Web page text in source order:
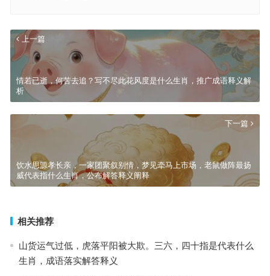
上一篇
情若已逝，何苦去追？写不尽此花风度是什么生肖，推广成语释义解
析
下一篇
饮水思源孝长亲，一家团聚叙别情，梦见牵马上市场，老鼠做阵最扬
威代表指什么生肖，公布解答释义阐释
相关推荐
山货运气过低，虎落平阳被大欺。三六，四十指是代表什么
生肖，成语落实解答释义